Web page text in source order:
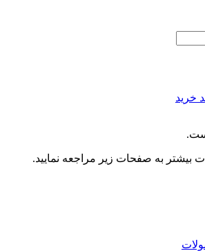
خرید
به صفحات زیر مراجعه نمایید.